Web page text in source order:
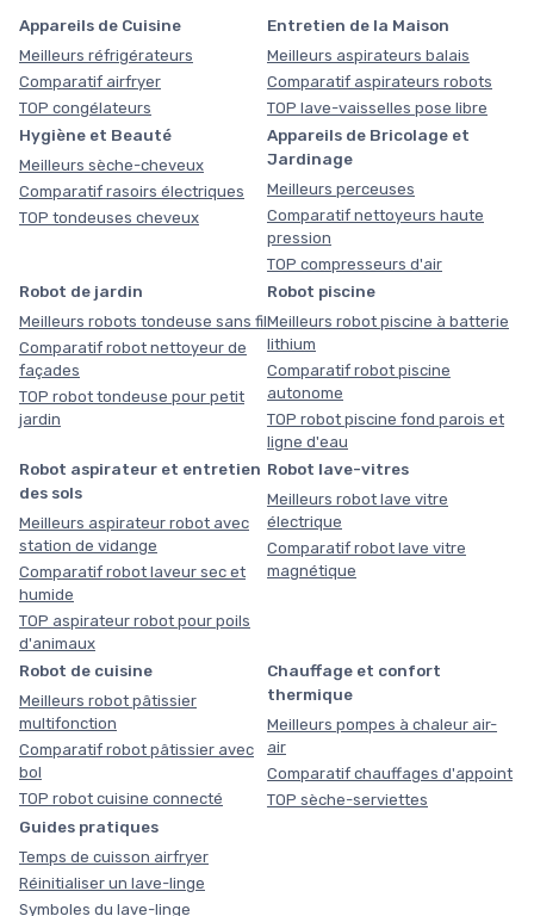
Appareils de Cuisine
Meilleurs réfrigérateurs
Comparatif airfryer
TOP congélateurs
Entretien de la Maison
Meilleurs aspirateurs balais
Comparatif aspirateurs robots
TOP lave-vaisselles pose libre
Hygiène et Beauté
Meilleurs sèche-cheveux
Comparatif rasoirs électriques
TOP tondeuses cheveux
Appareils de Bricolage et
Jardinage
Meilleurs perceuses
Comparatif nettoyeurs haute
pression
TOP compresseurs d'air
Robot de jardin
Meilleurs robots tondeuse sans fil
Comparatif robot nettoyeur de
façades
TOP robot tondeuse pour petit
jardin
Robot piscine
Meilleurs robot piscine à batterie
lithium
Comparatif robot piscine
autonome
TOP robot piscine fond parois et
ligne d'eau
Robot aspirateur et entretien
des sols
Meilleurs aspirateur robot avec
station de vidange
Comparatif robot laveur sec et
humide
TOP aspirateur robot pour poils
d'animaux
Robot lave-vitres
Meilleurs robot lave vitre
électrique
Comparatif robot lave vitre
magnétique
Robot de cuisine
Meilleurs robot pâtissier
multifonction
Comparatif robot pâtissier avec
bol
TOP robot cuisine connecté
Chauffage et confort
thermique
Meilleurs pompes à chaleur air-
air
Comparatif chauffages d'appoint
TOP sèche-serviettes
Guides pratiques
Temps de cuisson airfryer
Réinitialiser un lave-linge
Symboles du lave-linge